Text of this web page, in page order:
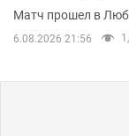
Матч прошел в
6.08.2026 21:56